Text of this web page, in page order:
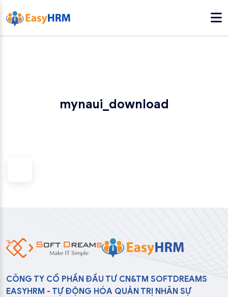
mynaui_download
CÔNG TY CỔ PHẦN ĐẦU TƯ CN&TM SOFTDREAMS
EASYHRM - TỰ ĐỘNG HÓA QUẢN TRỊ NHÂN SỰ